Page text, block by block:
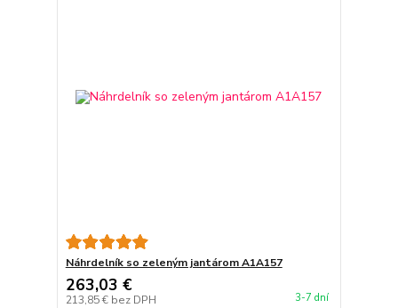
Náhrdelník so zeleným jantárom A1A157
263,03 €
213,85 € bez DPH 3-7 dní